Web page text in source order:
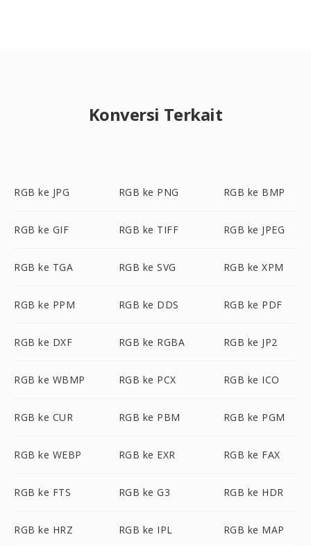
Konversi Terkait
RGB ke JPG RGB ke PNG RGB ke BMP
RGB ke GIF RGB ke TIFF RGB ke JPEG
RGB ke TGA RGB ke SVG RGB ke XPM
RGB ke PPM RGB ke DDS RGB ke PDF
RGB ke DXF RGB ke RGBA RGB ke JP2
RGB ke WBMP RGB ke PCX RGB ke ICO
RGB ke CUR RGB ke PBM RGB ke PGM
RGB ke WEBP RGB ke EXR RGB ke FAX
RGB ke FTS RGB ke G3 RGB ke HDR
RGB ke HRZ RGB ke IPL RGB ke MAP